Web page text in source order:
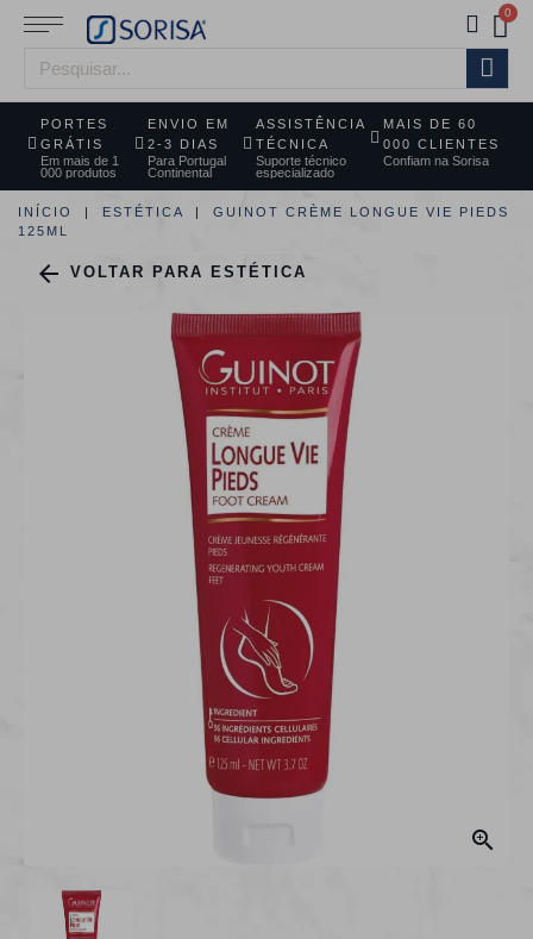
PORTES
GRÁTIS
Em mais de 1
000 produtos
ENVIO EM
2-3 DIAS
Para Portugal
Continental
ASSISTÊNCIA
TÉCNICA
Suporte técnico
especializado
MAIS DE 60
000 CLIENTES
Confiam na Sorisa
INÍCIO ESTÉTICA
GUINOT CRÈME LONGUE VIE PIEDS
125ML
 VOLTAR PARA ESTÉTICA
